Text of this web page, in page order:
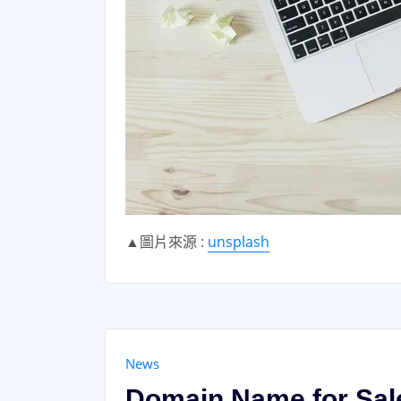
▲圖片來源 : unsplash
News